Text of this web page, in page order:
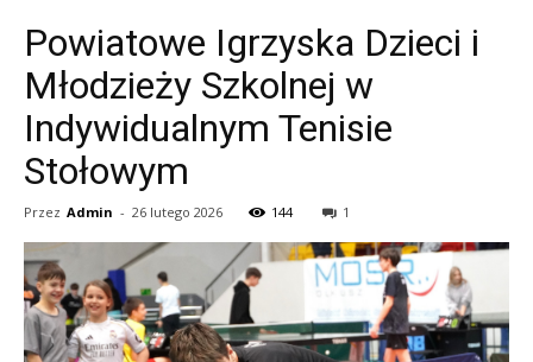
Powiatowe Igrzyska Dzieci i
Młodzieży Szkolnej w
Indywidualnym Tenisie
Stołowym
Przez Admin - 26 lutego 2026 144 1